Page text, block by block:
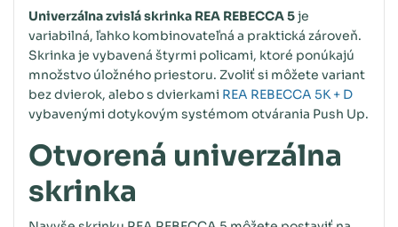
Univerzálna zvislá skrinka REA REBECCA 5je
variabilná, ľahko kombinovateľná a praktická zároveň.
Skrinka je vybavená štyrmi policami, ktoré ponúkajú
množstvo úložného priestoru. Zvoliť si môžete variant
bez dvierok, alebo s dvierkami REA REBECCA 5K + D
vybavenými dotykovým systémom otvárania Push Up.
Otvorená univerzálna
skrinka